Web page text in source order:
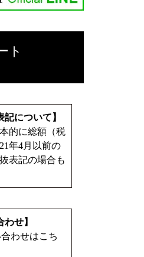
ト
記について】
的に総額（税
年4月以前の
表記の場合も
わせ】
わせはこち